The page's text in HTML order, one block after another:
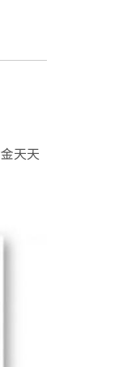
天天